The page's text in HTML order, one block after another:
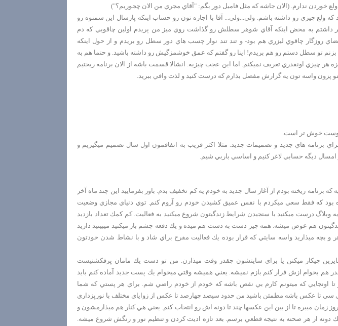
خوردن ندارم. (الان جاشه كه مثل فاميل دور بگم: "آقاي مجري من الان چجوريم؟")
كه ولع چيزي رو داشته باشم. ولي...ولي... آقا با اجازه تون رو حساب اينكه پارسال اين سمنوه رو
به محض اينكه آقاي شوهر سطلش رو گذاشت روي ميز من پريدم اولين چاقويي كه دم
روزگار چاقوي ليزري هم بود- و تند تند نوار چسب هاي دور سطل رو بريدم و از حول اينكه
تو سطل دستم رو هم بريدم! اينا رو گفتم كه عمق خوشمزگيش رو داشته باشيد. و حتما هم به
هر چيزي اونقدري تعريف نميكنم. اما اين عجب چيزيه. انشالا قسمت باشه از الان برنامه ريختيم
پزون واسه تون يه گزارش مفصل بذارم كه درست كنيد و لذت وافي ببريد.
دوست خوش تر است.
برنامه هاي جديد و تصميمات جديد. مثلا اكثر قريب به اتفاقمون اول سال تصميم ميگيريم و
ديگه حسابي لاغر كنيم و اساسي باربي شيم.
برنامه ريخته بودم از آغاز سال جديد به خودم يه كم تخفيف بدم. باور بفرماييد اين چند ماه آخر
بود كه فقط سعي ميكردم با نفس عميق كشيدن خودم رو آروم كنم. توي دنياي مجازي وضعيت
وبلاگ درست ميكنيد با سنجيدن شرايط زندگيتون شروع ميكنيد به فعاليت. كم كمك تعداد بازديد
هم عوض ميشه. همه چيز دست به دست هم ميده و يك دفعه چشم باز ميكنيد ميبينيد داريد
و بچه ميذاريد واسه سايتي كه قرار بوده يك فعاليت مفرح براي شاد و با نشاط شدن خودتون
چيكار ميكنن يا براي سايتشون چقدر وقت ميذارن. من تو دست يك مامان پرفكشنيست
هم بخوام ازش فرار كنم بازم نميشه. يعني هميشه وقتي ميخوام يك پست جديد آماده كنم بايد
و تا اونجايي كه ميتونم كارم بي نقص باشه كه خودم از خودم راضي شم. براي هر پستي كه شما
سي تا عكس باشه مطمئن باشيد من حدود سيصد چهارصد تا عكس از زواياي مختلف با نورپزداري
زمان ميبره تا از بين اين عكسها چند تا دونه اش رو انتخاب كنم. يعني هي كنار هم ميذارمشون و
دونه از هر صحنه به نتيجه قطعي برسم. بعد تازه اديت كردن و تنظيم نور و رنگش شروع ميشه.